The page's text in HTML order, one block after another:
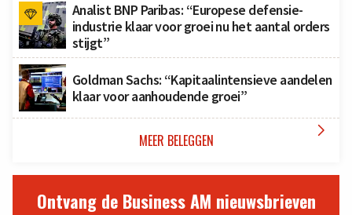
Analist BNP Paribas: “Europese defensie-
industrie klaar voor groei nu het aantal orders
stijgt”
Goldman Sachs: “Kapitaalintensieve aandelen
klaar voor aanhoudende groei”
MEER BELEGGEN 
Ontvang de Business AM nieuwsbrieven